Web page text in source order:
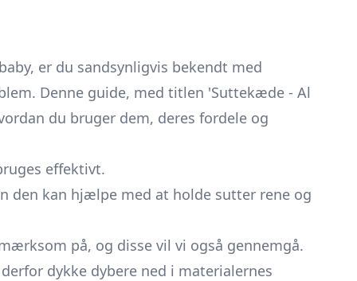
er du sandsynligvis bekendt med
Denne guide, med titlen 'Suttekæde - Al
du bruger dem, deres fordele og
effektivt.
den kan hjælpe med at holde sutter rene og
på, og disse vil vi også gennemgå.
dykke dybere ned i materialernes